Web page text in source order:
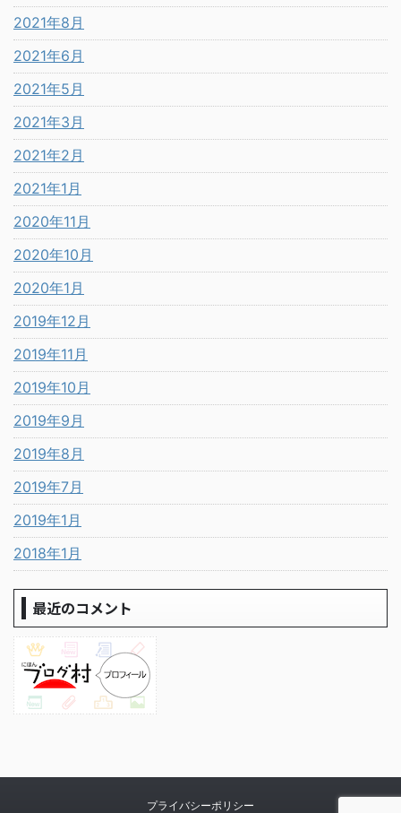
2021年8月
2021年6月
2021年5月
2021年3月
2021年2月
2021年1月
2020年11月
2020年10月
2020年1月
2019年12月
2019年11月
2019年10月
2019年9月
2019年8月
2019年7月
2019年1月
2018年1月
最近のコメント
プライバシーポリシー